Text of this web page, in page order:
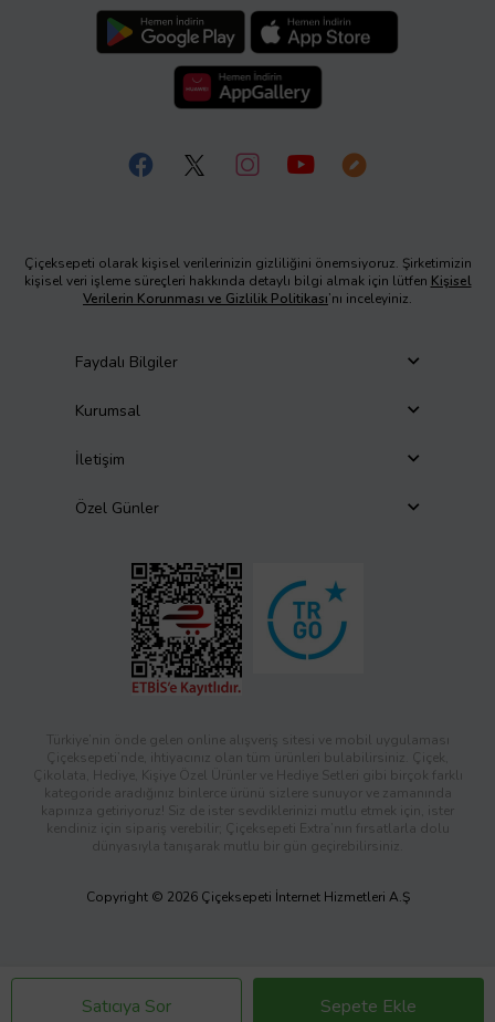
Satıcıya Sor Sepete Ekle
Çiçeksepeti olarak kişisel verilerinizin gizliliğini önemsiyoruz. Şirketimizin
kişisel veri işleme süreçleri hakkında detaylı bilgi almak için lütfen Kişisel
Verilerin Korunması ve Gizlilik Politikası’nı inceleyiniz.
Faydalı Bilgiler
Kurumsal
İletişim
Özel Günler
Türkiye’nin önde gelen online alışveriş sitesi ve mobil uygulaması
Çiçeksepeti’nde, ihtiyacınız olan tüm ürünleri bulabilirsiniz. Çiçek,
Çikolata, Hediye, Kişiye Özel Ürünler ve Hediye Setleri gibi birçok farklı
kategoride aradığınız binlerce ürünü sizlere sunuyor ve zamanında
kapınıza getiriyoruz! Siz de ister sevdiklerinizi mutlu etmek için, ister
kendiniz için sipariş verebilir; Çiçeksepeti Extra’nın fırsatlarla dolu
dünyasıyla tanışarak mutlu bir gün geçirebilirsiniz.
Copyright © 2026 Çiçeksepeti İnternet Hizmetleri A.Ş